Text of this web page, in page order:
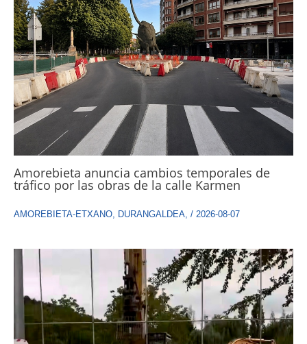
Amorebieta anuncia cambios temporales de
tráfico por las obras de la calle Karmen
AMOREBIETA-ETXANO DURANGALDEA / 2026-08-07